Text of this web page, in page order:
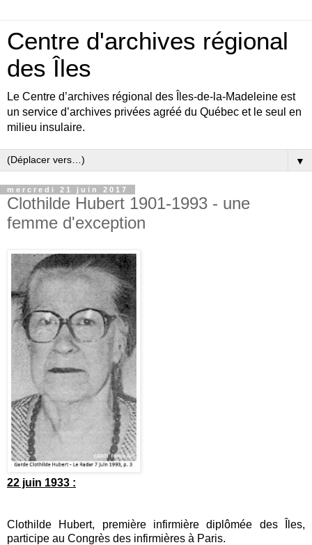
Centre d'archives régional
des Îles
Le Centre d’archives régional des Îles-de-la-Madeleine est
un service d’archives privées agréé du Québec et le seul en
milieu insulaire.
▼
mercredi 21 juin 2017
Clothilde Hubert 1901-1993 - une
femme d'exception
22 juin 1933 :
Clothilde Hubert, première infirmière diplômée des Îles,
participe au Congrès des infirmières à Paris.